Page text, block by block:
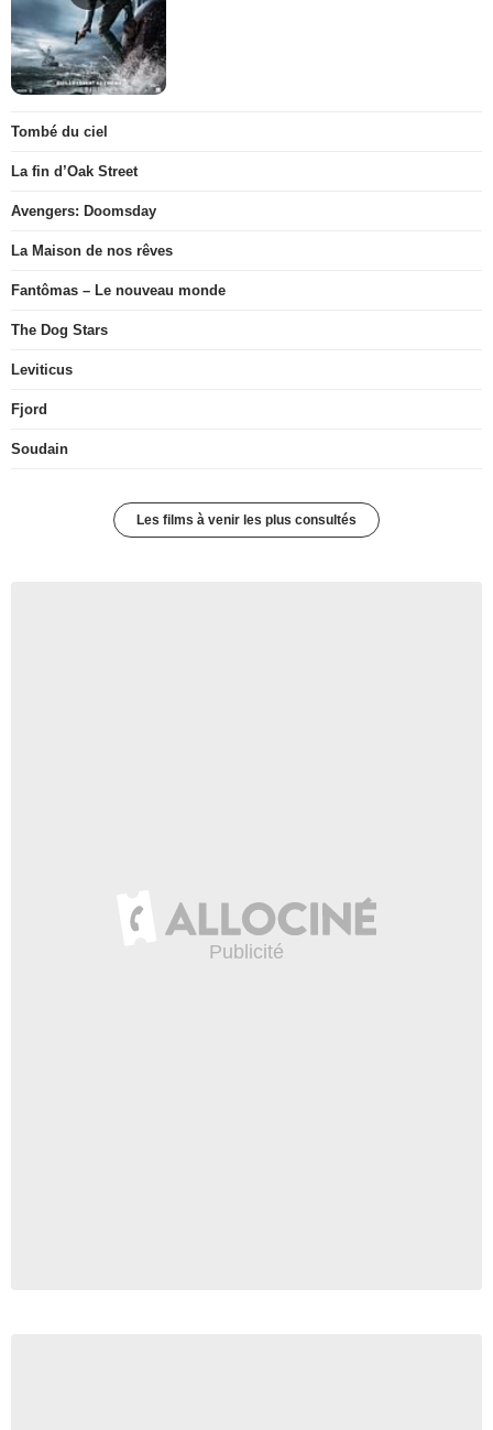
Tombé du ciel
La fin d’Oak Street
Avengers: Doomsday
La Maison de nos rêves
Fantômas – Le nouveau monde
The Dog Stars
Leviticus
Fjord
Soudain
Les films à venir les plus consultés